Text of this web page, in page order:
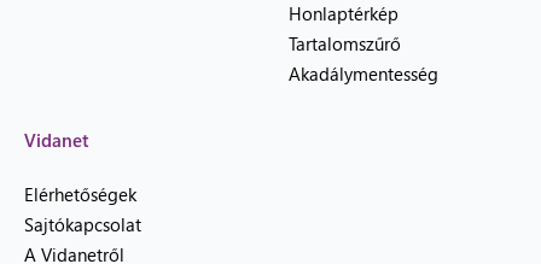
Honlaptérkép
Tartalomszűrő
Akadálymentesség
Vidanet
Elérhetőségek
Sajtókapcsolat
A Vidanetről